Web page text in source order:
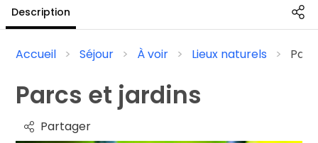
Description
Accueil Séjour À voir Lieux naturels
Parcs et jardins
Partager